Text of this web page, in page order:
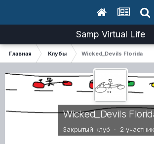
Samp Virtual Life
Главная Клубы Wicked_Devils Florida
Wicked_Devils
Закрытый клуб · 2